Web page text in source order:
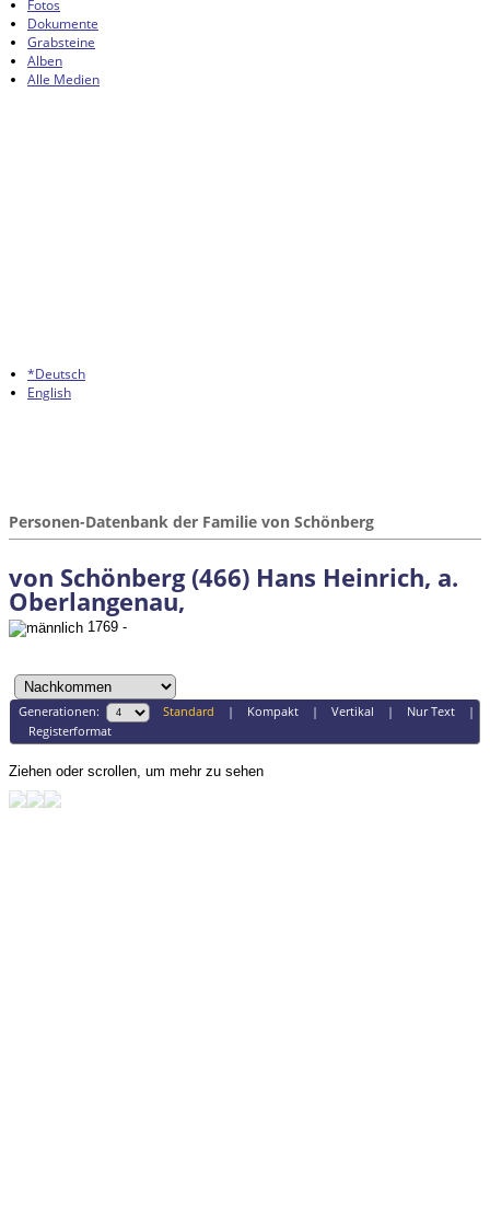
Fotos
Dokumente
Grabsteine
Alben
Alle Medien
*Deutsch
English
Personen-Datenbank der Familie von Schönberg
von Schönberg (466) Hans Heinrich, a.
Oberlangenau,
1769 -
Generationen: Standard | Kompakt| Vertikal | Nur Text|
Registerformat
Ziehen oder scrollen, um mehr zu sehen